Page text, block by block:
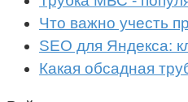
Что важно учесть
SEO для Яндекса:
Какая обсадная